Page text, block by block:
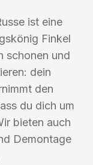
ist eine
Finkel
schonen und
dein
den
du dich um
bieten auch
Demontage